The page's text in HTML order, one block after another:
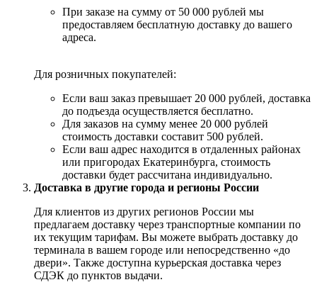
При заказе на сумму от 50 000 рублей мы
предоставляем бесплатную доставку до вашего
адреса.
Для розничных покупателей:
Если ваш заказ превышает 20 000 рублей, доставка
до подъезда осуществляется бесплатно.
Для заказов на сумму менее 20 000 рублей
стоимость доставки составит 500 рублей.
Если ваш адрес находится в отдаленных районах
или пригородах Екатеринбурга, стоимость
доставки будет рассчитана индивидуально.
Доставка в другие города и регионы России
Для клиентов из других регионов России мы
предлагаем доставку через транспортные компании по
их текущим тарифам. Вы можете выбрать доставку до
терминала в вашем городе или непосредственно «до
двери». Также доступна курьерская доставка через
СДЭК до пунктов выдачи.